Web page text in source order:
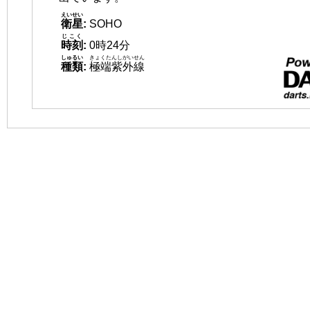
衛星
えいせい
: SOHO
時刻
じこく
: 0時24分
種類
しゅるい
: 極端紫外線
きょくたんしがいせん